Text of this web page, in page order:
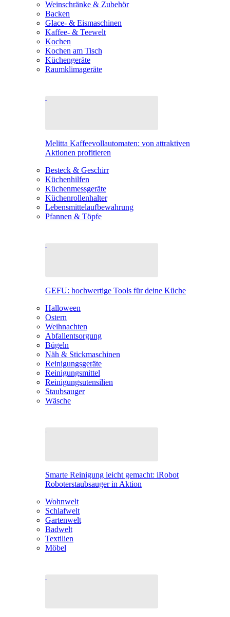
Weinschränke & Zubehör
Backen
Glace- & Eismaschinen
Kaffee- & Teewelt
Kochen
Kochen am Tisch
Küchengeräte
Raumklimageräte
Melitta Kaffeevollautomaten: von attraktiven
Aktionen profitieren
Besteck & Geschirr
Küchenhilfen
Küchenmessgeräte
Küchenrollenhalter
Lebensmittelaufbewahrung
Pfannen & Töpfe
GEFU: hochwertige Tools für deine Küche
Halloween
Ostern
Weihnachten
Abfallentsorgung
Bügeln
Näh & Stickmaschinen
Reinigungsgeräte
Reinigungsmittel
Reinigungsutensilien
Staubsauger
Wäsche
Smarte Reinigung leicht gemacht: iRobot
Roboterstaubsauger in Aktion
Wohnwelt
Schlafwelt
Gartenwelt
Badwelt
Textilien
Möbel